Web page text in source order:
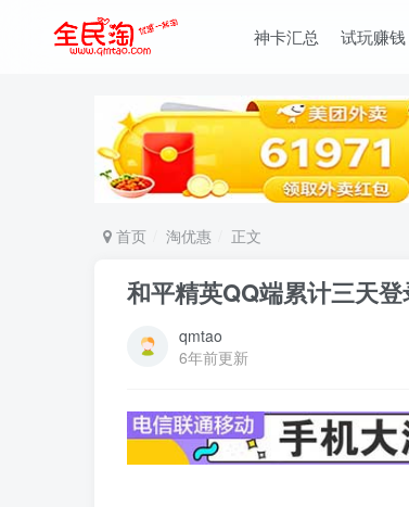
神卡汇总 试玩赚钱
首页 淘优惠 正文
和平精英QQ端累计三天
qmtao
6年前更新